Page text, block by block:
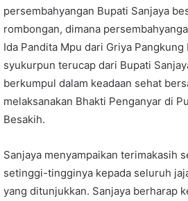
persembahyangan Bupati Sanjaya
rombongan, dimana
Ida Pandita Mpu dari Griya Pangkung
syukurpun terucap dari Bupati
berkumpul dalam keadaan sehat
melaksanakan Bhakti Penganyar di
Besakih.
Sanjaya menyampaikan terimakasih
setinggi-tingginya kepada seluruh
yang ditunjukkan. Sanjaya berharap